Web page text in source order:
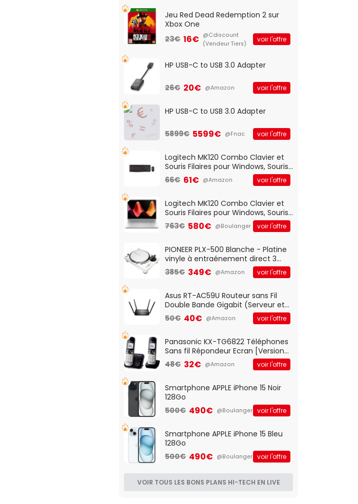
Jeu Red Dead Redemption 2 sur
Xbox One
23€ 16€ @Cdiscount
(Vendeur Tiers)
voir l'offre
HP USB-C to USB 3.0 Adapter
26€ 20€ @Amazon voir l'offre
HP USB-C to USB 3.0 Adapter
5899€ 5599€ @Fnac voir l'offre
Logitech MK120 Combo Clavier et
Souris Filaires pour Windows, Souris
Optique Filaire, Connexion USB Plug
And Play, Confortable, Taille
QWERTY UK - Noir
66€ 61€ @Amazon voir l'offre
Logitech MK120 Combo Clavier et
Souris Filaires pour Windows, Souris
Optique Filaire, Connexion USB Plug
And Play, Confortable, Taille
QWERTY UK - Noir
763€ 580€ @Boulanger voir l'offre
PIONEER PLX-500 Blanche - Platine
vinyle à entraénement direct 3
vitesses (33-45-78 trs/min) avec
pre-ampli intégré et port USB
385€ 349€ @Amazon voir l'offre
Asus RT-AC59U Routeur sans Fil
Double Bande Gigabit (Serveur et
Client VPN, Triple Vlan, Mode Point
d'accès et Bridge, contrôle
50€ 40€ @Amazon voir l'offre
Panasonic KX-TG6822 Téléphones
Sans fil Répondeur Ecran [Version
Française]
48€ 32€ @Amazon voir l'offre
Smartphone APPLE iPhone 15 Noir
128Go
500€ 490€ @Boulanger voir l'offre
Smartphone APPLE iPhone 15 Bleu
128Go
500€ 490€ @Boulanger voir l'offre
VOIR TOUS LES BONS PLANS HI-TECH EN LIVE